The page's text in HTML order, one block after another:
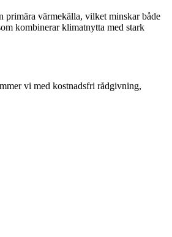
primära värmekälla, vilket minskar både
kombinerar klimatnytta med stark
vi med kostnadsfri rådgivning,